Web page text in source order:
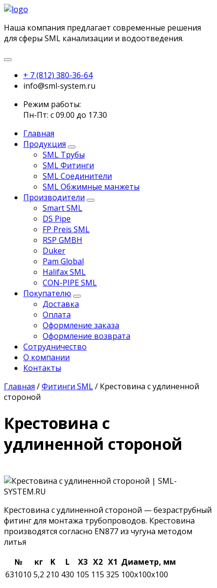
Наша компания предлагает современные решения
для сферы SML канализации и водоотведения.
+ 7 (812) 380-36-64
info@sml-system.ru
Режим работы:
Пн-Пт: с 09.00 до 17.30
Главная
Продукция
SML Трубы
SML Фитинги
SML Соединители
SML Обжимные манжеты
Производители
Smart SML
DS Pipe
FP Preis SML
RSP GMBH
Duker
Pam Global
Halifax SML
CON-PIPE SML
Покупателю
Доставка
Оплата
Оформление заказа
Оформление возврата
Сотрудничество
О компании
Контакты
Главная /Фитинги SML/ Крестовина с удлиненной
стороной
Крестовина с
удлиненной стороной
Крестовина с удлиненной стороной — безраструбный
фитинг для монтажа трубопроводов. Крестовина
производятся согласно EN877 из чугуна методом
литья
№
кг K L X3 X2 X1 Диаметр, мм
631010 5,2 210 430 105 115 325 100x100x100